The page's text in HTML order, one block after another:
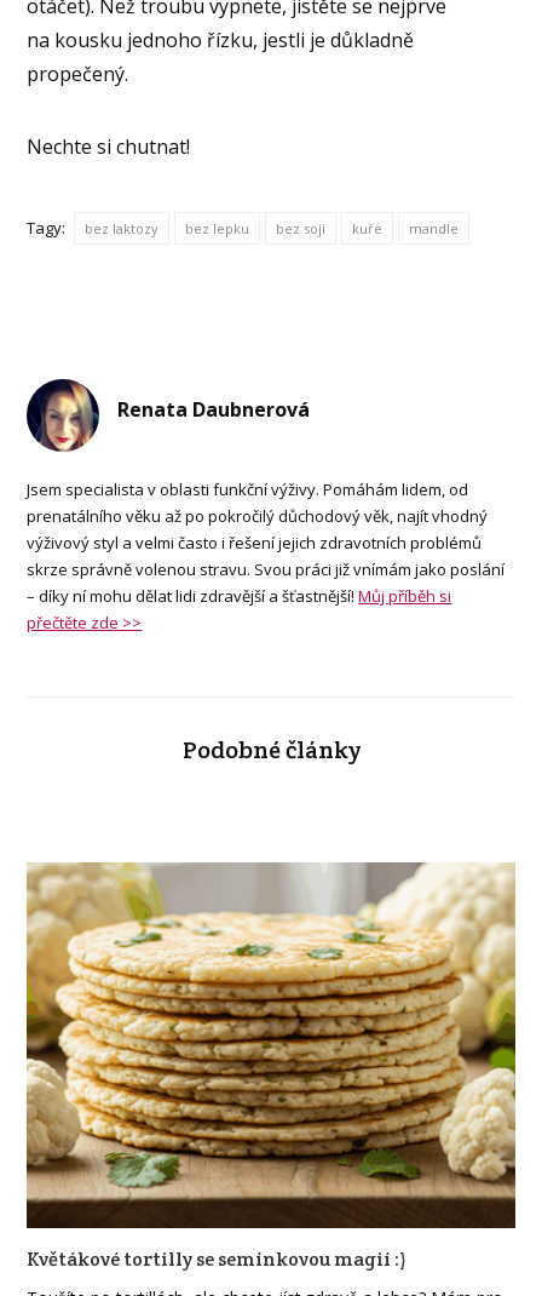
otáčet). Než troubu vypnete, jistěte se nejprve
na kousku jednoho řízku, jestli je důkladně
propečený.
Nechte si chutnat!
Tagy: bez laktozy bez lepku bez soji kuře mandle
Renata Daubnerová
Jsem specialista v oblasti funkční výživy. Pomáhám lidem, od
prenatálního věku až po pokročilý důchodový věk, najít vhodný
výživový styl a velmi často i řešení jejich zdravotních problémů
skrze správně volenou stravu. Svou práci již vnímám jako poslání
– díky ní mohu dělat lidi zdravější a šťastnější!Můj příběh si
přečtěte zde >>
Podobné články
Květákové tortilly se semínkovou magií :)